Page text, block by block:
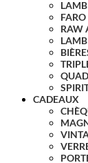
FARO
RAW
CADEAUX